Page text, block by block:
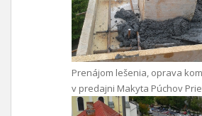
Prenájom lešenia, oprava
v predajni Makyta Púchov